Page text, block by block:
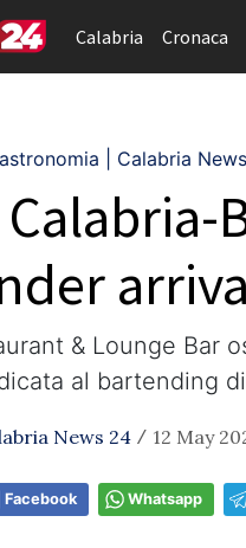
Calabria Cronaca
| Calabria
& Lounge Bar
al bartending
News 24 / 12 May
Facebook Whatsapp